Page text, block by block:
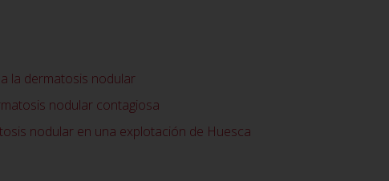
la dermatosis nodular
nodular contagiosa
nodular en una explotación de Huesca